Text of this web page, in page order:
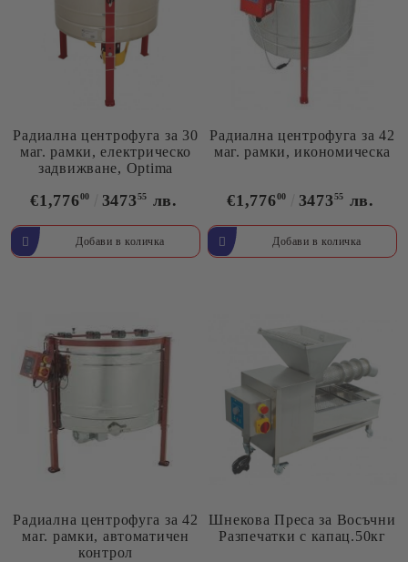
Радиална центрофуга за 30
маг. рамки, електрическо
задвижване, Optima
€1,77600 347355 лв.
Радиална центрофуга за 42
маг. рамки, икономическа
€1,77600 347355 лв.
Радиална центрофуга за 42
маг. рамки, автоматичен
контрол
Шнекова Преса за Восъчни
Разпечатки с капац.50кг